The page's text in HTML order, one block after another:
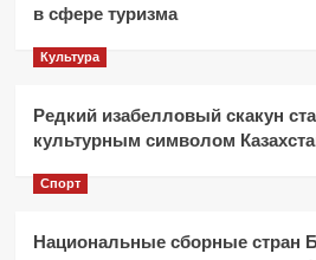
в сфере туризма
Культура
Редкий изабелловый скакун
культурным символом
Спорт
Национальные сборные стран